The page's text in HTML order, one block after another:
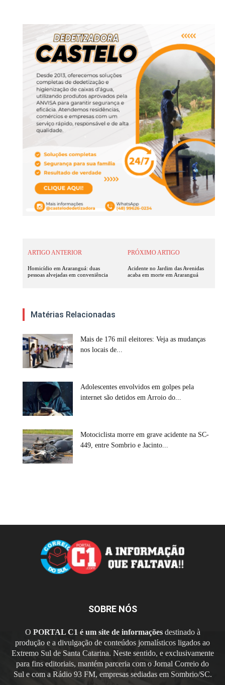
ARTIGO ANTERIOR
Homicídio em Araranguá: duas
pessoas alvejadas em conveniência
PRÓXIMO ARTIGO
Acidente no Jardim das Avenidas
acaba em morte em Araranguá
Matérias Relacionadas
Mais de 176 mil eleitores: Veja as mudanças
nos locais de...
Adolescentes envolvidos em golpes pela
internet são detidos em Arroio do...
Motociclista morre em grave acidente na SC-
449, entre Sombrio e Jacinto...
SOBRE NÓS
O PORTAL C1 é um site de informaçõesdestinado à
produção e a divulgação de conteúdos jornalísticos ligados ao
Extremo Sul de Santa Catarina. Neste sentido, e exclusivamente
para fins editoriais, mantém parceria com o Jornal Correio do
Sul e com a Rádio 93 FM, empresas sediadas em Sombrio/SC.